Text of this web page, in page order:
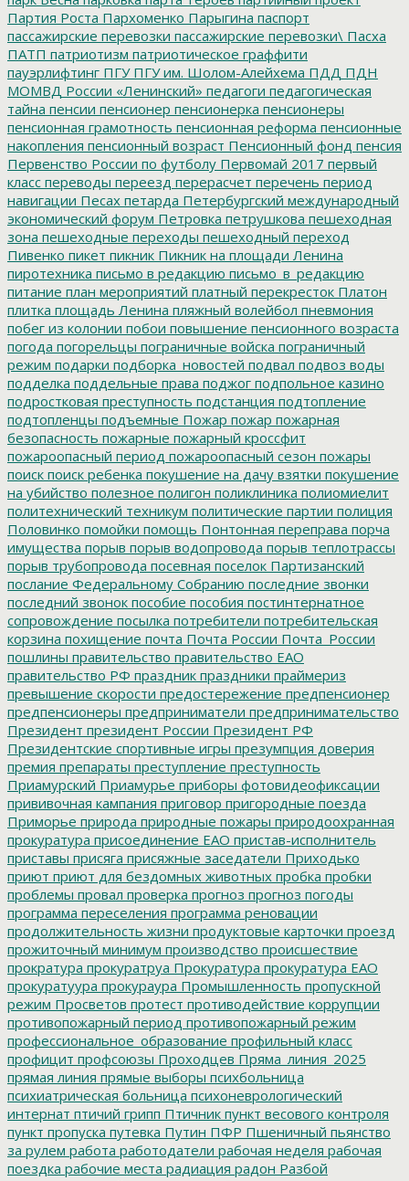
Партия Роста Пархоменко Парыгина паспорт
пассажирские перевозки пассажирские перевозки\ Пасха
ПАТП патриотизм патриотическое граффити
пауэрлифтинг ПГУПГУ им. Шолом-Алейхема ПДД ПДН
МОМВД России «Ленинский» педагоги педагогическая
тайна пенсии пенсионер пенсионерка пенсионеры
пенсионная грамотность пенсионная реформа пенсионные
накопления пенсионный возраст Пенсионный фонд пенсия
Первенство России по футболу Первомай 2017 первый
класс переводы переезд перерасчет перечень период
навигации Песах петарда Петербургский международный
экономический форум Петровка петрушкова пешеходная
зона пешеходные переходы пешеходный переход
Пивенко пикет пикник Пикник на площади Ленина
пиротехника письмо в редакцию письмо_в_редакцию
питание план мероприятий платный перекресток Платон
плитка площадь Ленина пляжный волейбол пневмония
побег из колонии побои повышение пенсионного возраста
погода погорельцы пограничные войска пограничный
режим подарки подборка_новостей подвал подвоз воды
подделка поддельные права поджог подпольное казино
подростковая преступность подстанция подтопление
подтопленцы подъемные Пожар пожар пожарная
безопасность пожарные пожарный кроссфит
пожароопасный период пожароопасный сезон пожары
поиск поиск ребенка покушение на дачу взятки покушение
на убийство полезное полигон поликлиника полиомиелит
политехнический техникум политические партии полиция
Половинко помойки помощь Понтонная переправа порча
имущества порыв порыв водопровода порыв теплотрассы
порыв трубопровода посевная поселок Партизанский
послание Федеральному Собранию последние звонки
последний звонок пособие пособия постинтернатное
сопровождение посылка потребители потребительская
корзина похищение почта Почта России Почта_России
пошлины правительство правительство ЕАО
правительство РФ праздник праздники праймериз
превышение скорости предостережение предпенсионер
предпенсионеры предприниматели предпринимательство
Президент президент России Президент РФ
Президентские спортивные игры презумпция доверия
премия препараты преступление преступность
Приамурский Приамурье приборы фотовидеофиксации
прививочная кампания приговор пригородные поезда
Приморье природа природные пожары природоохранная
прокуратура присоединение ЕАО пристав-исполнитель
приставы присяга присяжные заседатели Приходько
приют приют для бездомных животных пробка пробки
проблемы провал проверка прогноз прогноз погоды
программа переселения программа реновации
продолжительность жизни продуктовые карточки проезд
прожиточный минимум производство происшествие
прократура прокуратруа Прокуратура прокуратура ЕАО
прокуратуура прокураура Промышленность пропускной
режим Просветов протест противодействие коррупции
противопожарный период противопожарный режим
профессиональное_образование профильный класс
профицит профсоюзы Проходцев Пряма_линия_2025
прямая линия прямые выборы психбольница
психиатрическая больница психоневрологический
интернат птичий грипп Птичник пункт весового контроля
пункт пропуска путевка Путин ПФР Пшеничный пьянство
за рулем работа работодатели рабочая неделя рабочая
поездка рабочие места радиация радон Разбой